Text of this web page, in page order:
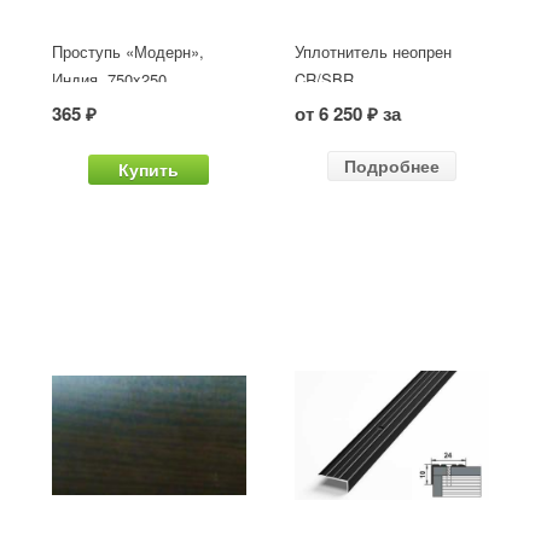
Проступь «Модерн»,
Индия, 750x250
365 ₽
Купить
Уплотнитель неопрен
CR/SBR
от 6 250 ₽ за
Подробнее